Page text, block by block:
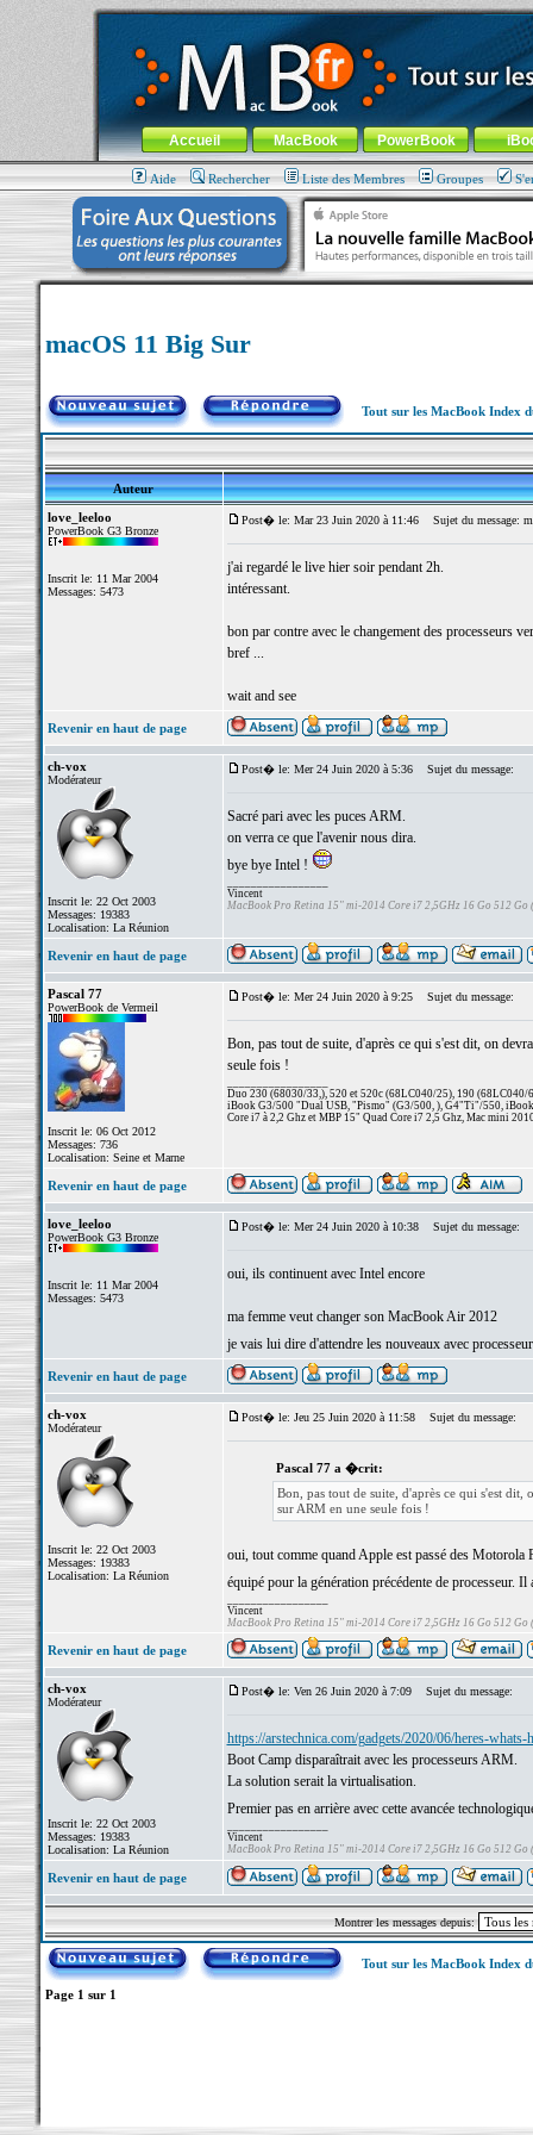
MacBook-fr.com : 100% Apple... 100% nomade !
Aller au contenu-Aller au menu général-Aller au menu de
Menu général
Accueil MacBook PowerBook
Aide Rechercher Liste des Membres Groupes
macOS 11 Big Sur
Tout sur les MacBook Index
Auteur
love_leeloo
PowerBook G3 Bronze
Inscrit le: 11 Mar 2004
Messages: 5473
Post� le: Mar 23 Juin 2020 à 11:46 Sujet du message:
j'ai regardé le live hier soir pendant 2h.
intéressant.
bon par contre avec le changement des processeurs
bref ...
wait and see
Revenir en haut de page
ch-vox
Modérateur
Inscrit le: 22 Oct 2003
Messages: 19383
Localisation: La Réunion
Post� le: Mer 24 Juin 2020 à 5:36 Sujet du message:
Sacré pari avec les puces ARM.
on verra ce que l'avenir nous dira.
bye bye Intel !
Vincent
MacBook Pro Retina 15" mi-2014 Core i7 2,5GHz 16 Go 512 Go
Revenir en haut de page
Pascal 77
PowerBook de Vermeil
Inscrit le: 06 Oct 2012
Messages: 736
Localisation: Seine et Marne
Post� le: Mer 24 Juin 2020 à 9:25 Sujet du message:
Bon, pas tout de suite, d'après ce qui s'est dit, on
seule fois !
Duo 230 (68030/33,), 520 et 520c (68LC040/25), 190 (68LC040/
iBook G3/500 "Dual USB, "Pismo" (G3/500, ), G4"Ti"/550,
Core i7 à 2,2 Ghz et MBP 15" Quad Core i7 2,5 Ghz, Mac mini
Revenir en haut de page
love_leeloo
PowerBook G3 Bronze
Inscrit le: 11 Mar 2004
Messages: 5473
Post� le: Mer 24 Juin 2020 à 10:38 Sujet du message:
oui, ils continuent avec Intel encore
ma femme veut changer son MacBook Air 2012
je vais lui dire d'attendre les nouveaux avec
Revenir en haut de page
ch-vox
Modérateur
Inscrit le: 22 Oct 2003
Messages: 19383
Localisation: La Réunion
Post� le: Jeu 25 Juin 2020 à 11:58 Sujet du message:
Pascal 77 a �crit:
Bon, pas tout de suite, d'après ce qui s'est
sur ARM en une seule fois !
oui, tout comme quand Apple est passé des Motorola
équipé pour la génération précédente de processeur.
Vincent
MacBook Pro Retina 15" mi-2014 Core i7 2,5GHz 16 Go 512 Go
Revenir en haut de page
ch-vox
Modérateur
Inscrit le: 22 Oct 2003
Messages: 19383
Localisation: La Réunion
Post� le: Ven 26 Juin 2020 à 7:09 Sujet du message:
https://arstechnica.com/gadgets/2020/06/heres-
Boot Camp disparaîtrait avec les processeurs ARM.
La solution serait la virtualisation.
Premier pas en arrière avec cette avancée
Vincent
MacBook Pro Retina 15" mi-2014 Core i7 2,5GHz 16 Go 512 Go
Revenir en haut de page
Montrer les messages depuis:
Tout sur les MacBook Index
Page 1 sur 1